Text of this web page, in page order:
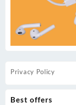
Privacy Policy
Best offers